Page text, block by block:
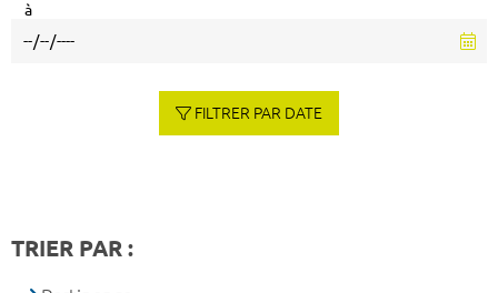
à
FILTRER PAR DATE
TRIER PAR :